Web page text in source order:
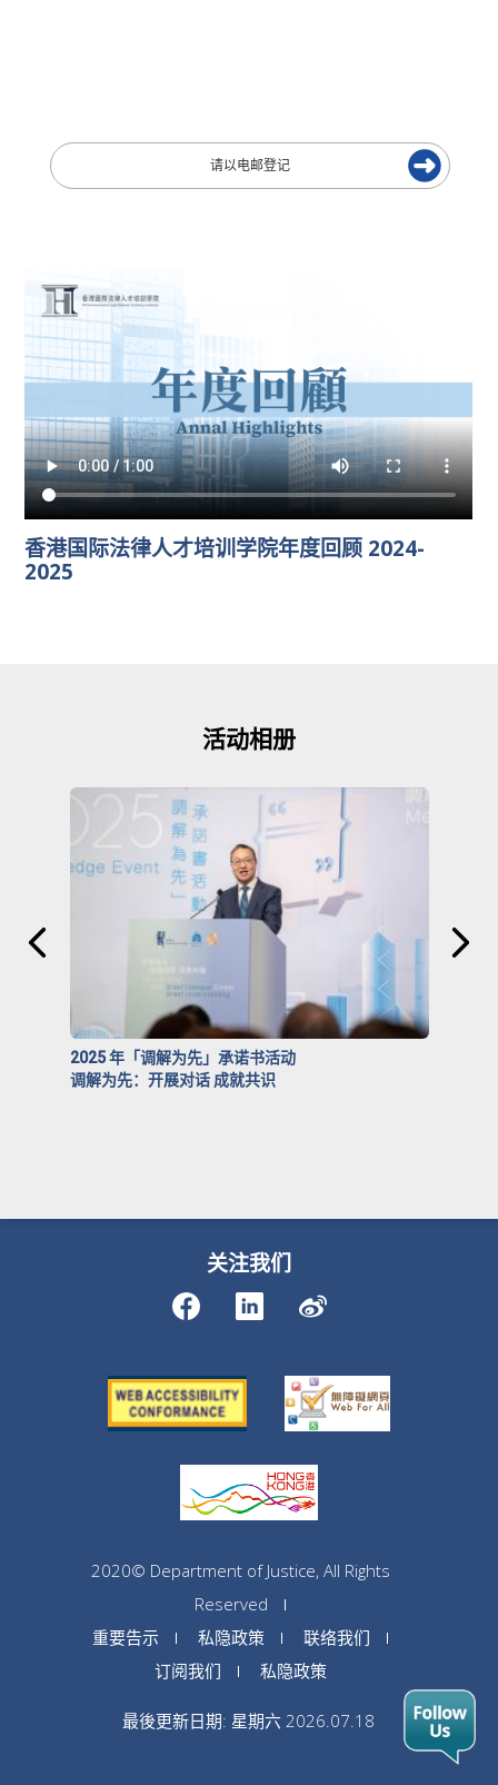
香港国际法律人才培训学院年度回顾 2024-
2025
活动相册
2025 年「调解为先」承诺书活动
调解为先：开展对话 成就共识
关注我们
2020© Department of Justice, All Rights
Reserved
重要告示
私隐政策
联络我们
订阅我们
私隐政策
最後更新日期: 星期六 2026.07.18